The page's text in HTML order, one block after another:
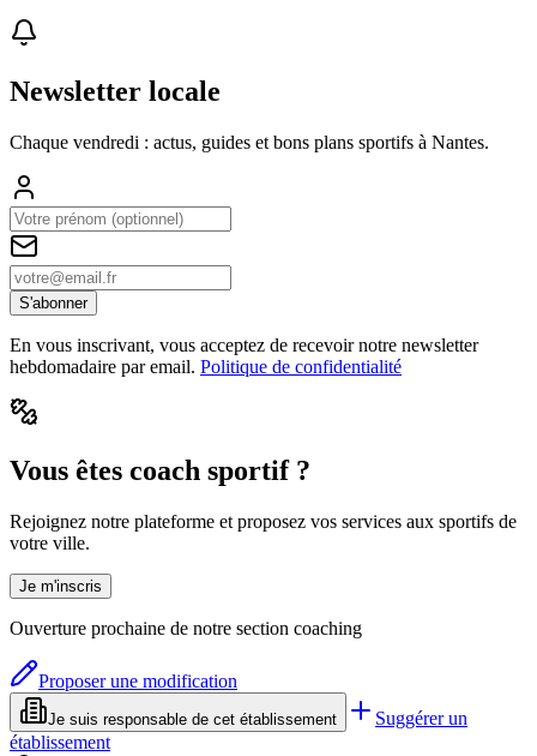
Newsletter locale
Chaque vendredi : actus, guides et bons plans sportifs à Nantes.
S'abonner
En vous inscrivant, vous acceptez de recevoir notre newsletter
hebdomadaire par email. Politique de confidentialité
Vous êtes coach sportif ?
Rejoignez notre plateforme et proposez vos services aux sportifs de
votre ville.
Je m'inscris
Ouverture prochaine de notre section coaching
Proposer une modification
Je suis responsable de cet établissement
Suggérer un
établissement